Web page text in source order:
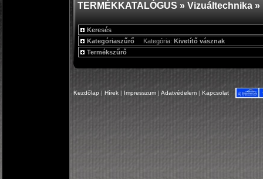
TERMÉKKATALÓGUS » Vizuáltechnika »
Keresés
Kategóriaszűrő Kategória: Kivetítő vásznak
Termékszűrő
Kezdőlap | Hírek | Impresszum | Adatvédelem | Kapcsolat